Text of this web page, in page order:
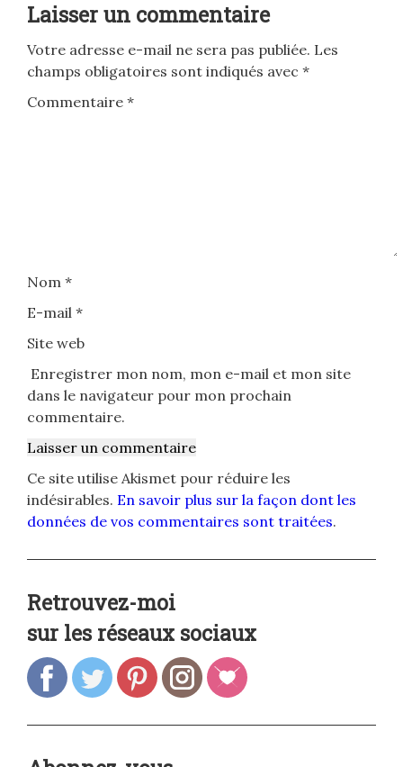
Laisser un commentaire
Votre adresse e-mail ne sera pas publiée. Les
champs obligatoires sont indiqués avec *
Commentaire *
Nom *
E-mail *
Site web
Enregistrer mon nom, mon e-mail et mon site
dans le navigateur pour mon prochain
commentaire.
Ce site utilise Akismet pour réduire les
indésirables. En savoir plus sur la façon dont les
données de vos commentaires sont traitées.
Retrouvez-moi
sur les réseaux sociaux